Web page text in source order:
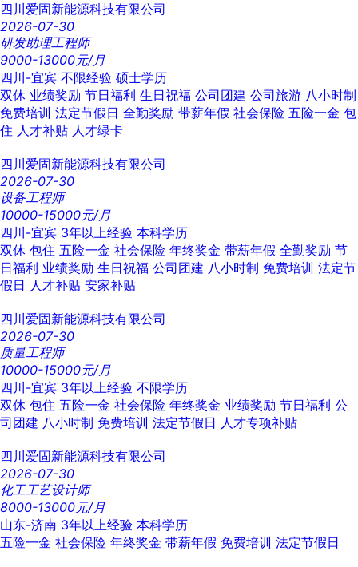
四川爱固新能源科技有限公司
2026-07-30
研发助理工程师
9000-13000元/月
四川-宜宾 不限经验 硕士学历
双休 业绩奖励 节日福利 生日祝福 公司团建 公司旅游 八小时制
免费培训 法定节假日 全勤奖励 带薪年假 社会保险 五险一金 包
住 人才补贴 人才绿卡
四川爱固新能源科技有限公司
2026-07-30
设备工程师
10000-15000元/月
四川-宜宾 3年以上经验 本科学历
双休 包住 五险一金 社会保险 年终奖金 带薪年假 全勤奖励 节
日福利 业绩奖励 生日祝福 公司团建 八小时制 免费培训 法定节
假日 人才补贴 安家补贴
四川爱固新能源科技有限公司
2026-07-30
质量工程师
10000-15000元/月
四川-宜宾 3年以上经验 不限学历
双休 包住 五险一金 社会保险 年终奖金 业绩奖励 节日福利 公
司团建 八小时制 免费培训 法定节假日 人才专项补贴
四川爱固新能源科技有限公司
2026-07-30
化工工艺设计师
8000-13000元/月
山东-济南 3年以上经验 本科学历
五险一金 社会保险 年终奖金 带薪年假 免费培训 法定节假日